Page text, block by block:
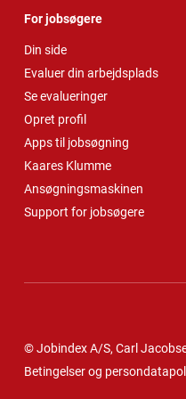
For jobsøgere
Din side
Evaluer din arbejdsplads
Se evalueringer
Opret profil
Apps til jobsøgning
Kaares Klumme
Ansøgningsmaskinen
Support for jobsøgere
© Jobindex A/S, Carl
Betingelser og